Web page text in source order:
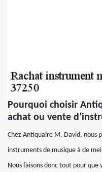
Pourquoi choisir
achat ou vente
Chez Antiquaire M. David, nous
instruments de musique à de
Nous faisons donc tout pour